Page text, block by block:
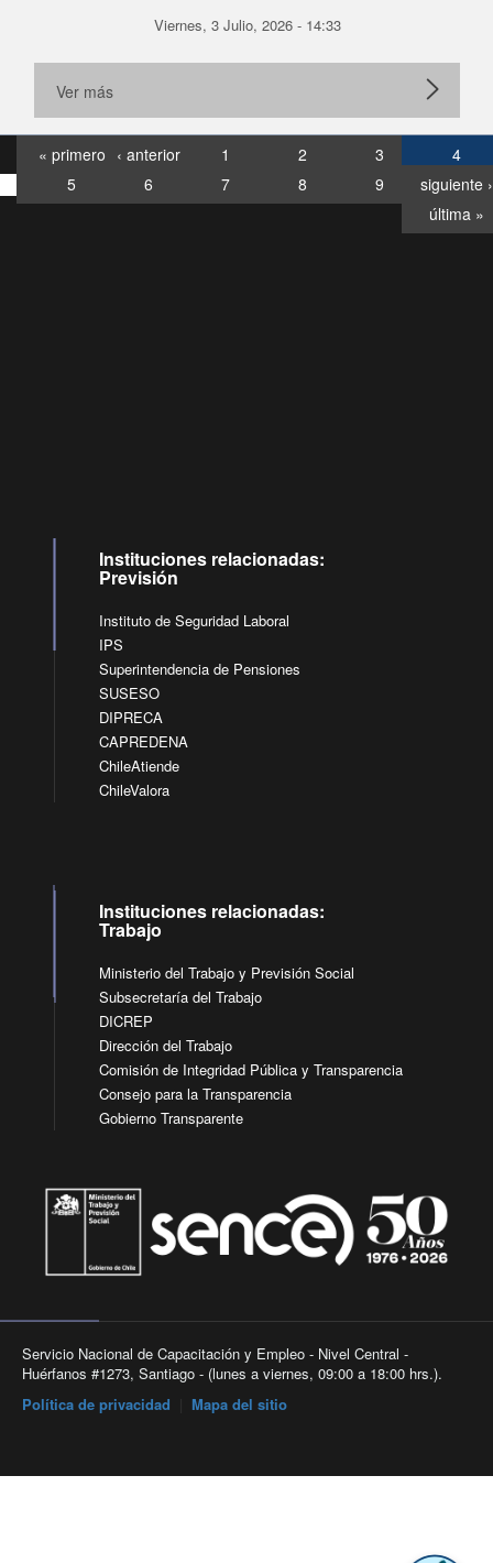
Viernes, 3 Julio, 2026 - 14:33
Ver más
« primero ‹ anterior 1 2 3
4
5
6 7 8 9
siguiente ›
última »
Instituciones relacionadas:
Previsión
Instituto de Seguridad Laboral
IPS
Superintendencia de Pensiones
SUSESO
DIPRECA
CAPREDENA
ChileAtiende
ChileValora
Instituciones relacionadas:
Trabajo
Ministerio del Trabajo y Previsión Social
Subsecretaría del Trabajo
DICREP
Dirección del Trabajo
Comisión de Integridad Pública y Transparencia
Consejo para la Transparencia
Gobierno Transparente
Servicio Nacional de Capacitación y Empleo - Nivel Central -
Huérfanos #1273, Santiago - (lunes a viernes, 09:00 a 18:00 hrs.).
Política de privacidad
Mapa del sitio